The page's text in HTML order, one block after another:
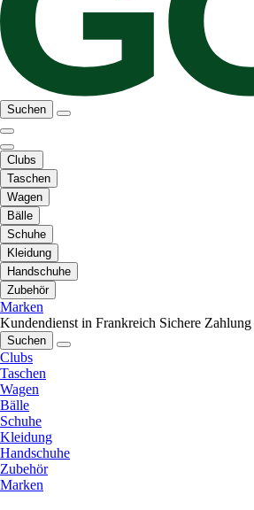
Suchen
Clubs
Taschen
Wagen
Bälle
Schuhe
Kleidung
Handschuhe
Zubehör
Marken
Kundendienst in Frankreich Sichere Zahlung
Suchen
Clubs
Taschen
Wagen
Bälle
Schuhe
Kleidung
Handschuhe
Zubehör
Marken